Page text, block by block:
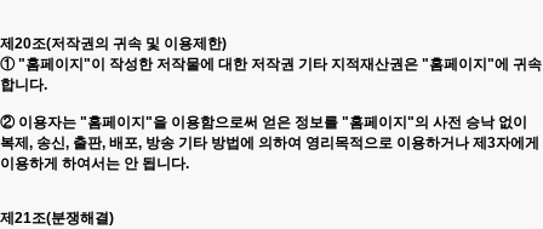
제20조(저작권의 귀속 및 이용제한)
① "홈페이지"이 작성한 저작물에 대한 저작권 기타 지적재산권은 "홈페이지"에 귀속
합니다.
② 이용자는 "홈페이지"을 이용함으로써 얻은 정보를 "홈페이지"의 사전 승낙 없이
복제, 송신, 출판, 배포, 방송 기타 방법에 의하여 영리목적으로 이용하거나 제3자에게
이용하게 하여서는 안 됩니다.
제21조(분쟁해결)